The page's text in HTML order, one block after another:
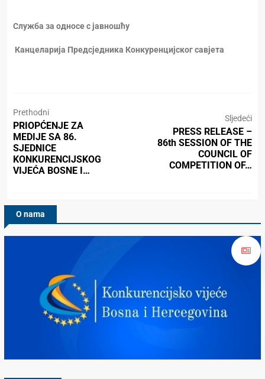
Служба за односе с јавношћу
Канцеларија Предсједника Конкуренцијског савјета
Prethodni
PRIOPĆENJE ZA
MEDIJE SA 86.
SJEDNICE
KONKURENCIJSKOG
VIJEĆA BOSNE I…
Sljedeći
PRESS RELEASE –
86th SESSION OF THE
COUNCIL OF
COMPETITION OF…
O nama